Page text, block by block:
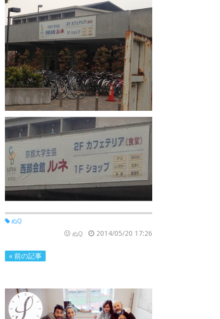
ぬQ
ぬQ
2014/05/20 17:26
« 前の記事